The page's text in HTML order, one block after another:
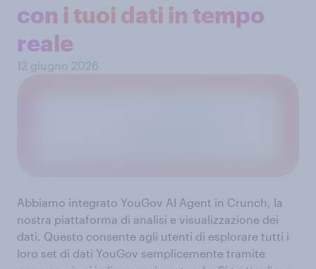
con i tuoi dati in tempo
reale
12 giugno 2026
Abbiamo integrato YouGov AI Agent in Crunch, la
nostra piattaforma di analisi e visualizzazione dei
dati. Questo consente agli utenti di esplorare tutti i
loro set di dati YouGov semplicemente tramite